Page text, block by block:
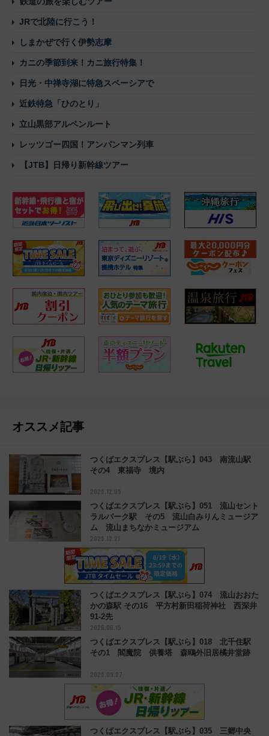
JRで北陸に行こう！
しまかぜで行く伊勢志摩
カニの季節到来！カニ旅行特集！
日光・中禅寺湖に特急スペーシアで
近鉄特急「ひのとり」
立山黒部アルペンルート
レッツゴー四国！アンパンマン列車
【JTB】日帰り新幹線ツアー
オススメ記事
つくばエクスプレス【駅ぶら】043 南流山駅
その4 東福寺 境内
2025.12.05
つくばエクスプレス【駅ぶら】051 流山セント
ラルパーク駅 その5 流山白みりんミュージア
ム 流山まちなかミュージアム
2025.12.21
つくばエクスプレス【駅ぶら】074 流山おおた
かの森駅 その16 平方村新田稲荷神社 西深井
91-2先
2026.06.15
つくばエクスプレス【駅ぶら】018 北千住駅
その1 閻魔院 供養塔 森鴎外旧居橘井堂跡
2025.09.27
つくばエクスプレス【駅ぶら】035 三郷中央